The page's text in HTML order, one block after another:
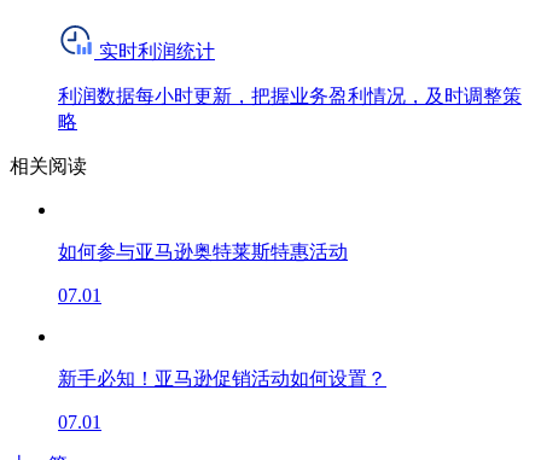
实时利润统计
利润数据每小时更新，把握业务盈利情况，及时调整策
略
相关阅读
如何参与亚马逊奥特莱斯特惠活动
07.01
新手必知！亚马逊促销活动如何设置？
07.01